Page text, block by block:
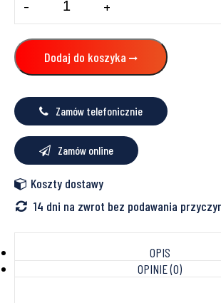
Grzejnik
łazienkowy
ONNLINE
PBV
440x1410
535W
- +
Dodaj do koszyka
Zamów telefonicznie
Zamów online
Koszty dostawy
14 dni na zwrot bez podawania
OPIS
OPINIE (0)